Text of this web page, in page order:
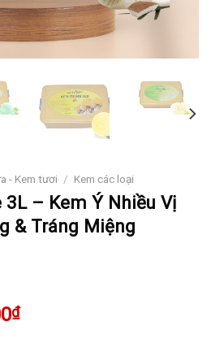
- Kem tươi / Kem các loại
3L – Kem Ý Nhiều Vị
& Tráng Miệng
₫Giá